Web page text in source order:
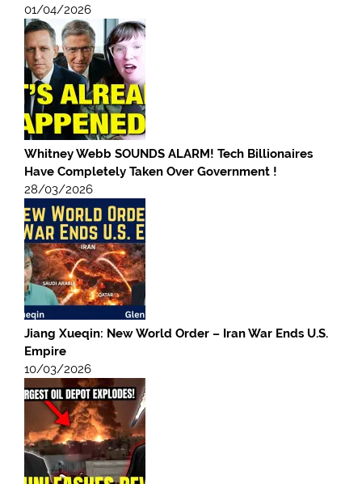
01/04/2026
Whitney Webb SOUNDS ALARM! Tech Billionaires
Have Completely Taken Over Government !
28/03/2026
Jiang Xueqin: New World Order – Iran War Ends U.S.
Empire
10/03/2026